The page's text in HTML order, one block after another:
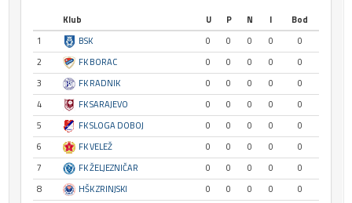
Klub U P N I
Bod
1
BSK 0 0 0 0
0
2
FK BORAC 0 0 0 0
0
3
FK RADNIK 0 0 0 0
0
4
FK SARAJEVO 0 0 0 0
0
5
FK SLOGA DOBOJ 0 0 0 0
0
6
FK VELEŽ 0 0 0 0
0
7
FK ŽELJEZNIČAR 0 0 0 0
0
8
HŠK ZRINJSKI 0 0 0 0
0